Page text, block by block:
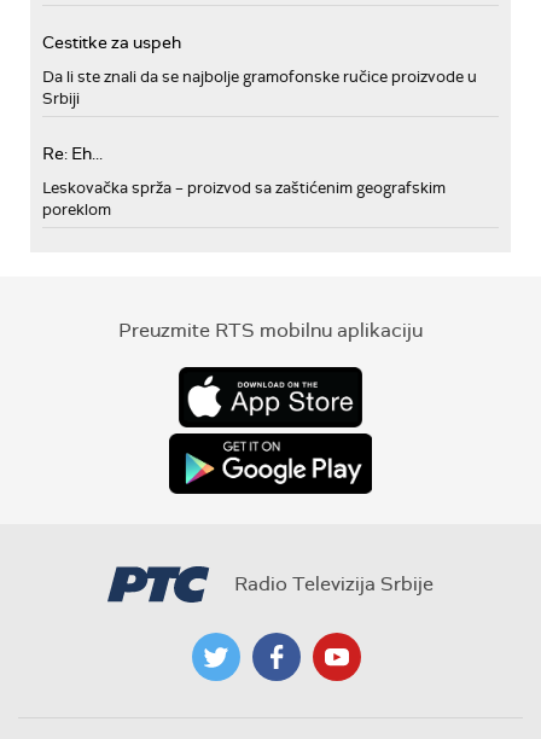
Cestitke za uspeh
Da li ste znali da se najbolje gramofonske ručice proizvode u
Srbiji
Re: Eh...
Leskovačka sprža – proizvod sa zaštićenim geografskim
poreklom
Preuzmite RTS mobilnu aplikaciju
Radio Televizija Srbije